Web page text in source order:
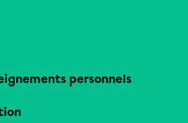
personnels